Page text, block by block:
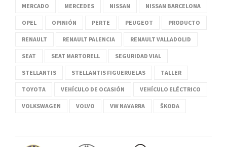
MERCADO MERCEDES NISSAN NISSAN BARCELONA
OPEL OPINIÓN PERTE PEUGEOT PRODUCTO
RENAULT RENAULT PALENCIA RENAULT VALLADOLID
SEAT SEAT MARTORELL SEGURIDAD VIAL
STELLANTIS STELLANTIS FIGUERUELAS TALLER
TOYOTA VEHÍCULO DE OCASIÓN VEHÍCULO ELÉCTRICO
VOLKSWAGEN VOLVO VW NAVARRA ŠKODA